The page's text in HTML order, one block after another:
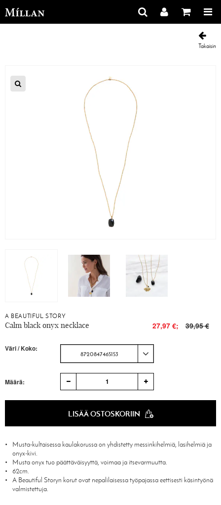
Takaisin
A BEAUTIFUL STORY
Calm black onyx necklace 27,97 €; 39,95 €
Väri / Koko:
8720847465153
Määrä: 1
LISÄÄ OSTOSKORIIN
Musta-kultaisessa kaulakorussa on yhdistetty messinkihelmiä, lasihelmiä ja
onyx-kivi.
Musta onyx tuo päättäväisyyttä, voimaa ja itsevarmuutta.
62cm.
A Beautiful Storyn korut ovat nepalilaisessa työpajassa eettisesti käsintyönä
valmistettuja.